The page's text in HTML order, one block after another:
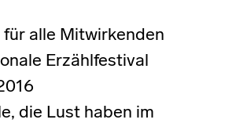
alle Mitwirkenden
Erzählfestival
die Lust haben im